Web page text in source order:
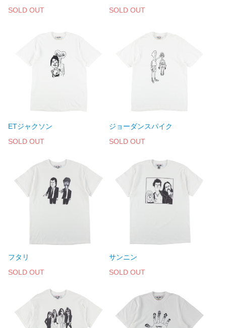
SOLD OUT SOLD OUT
ETジャクソン
SOLD OUT
ジョーダンスパイク
SOLD OUT
フタリ
SOLD OUT
サンニン
SOLD OUT